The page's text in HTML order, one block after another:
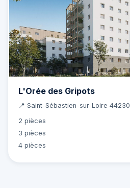
L'Orée des Gripots
📍 Saint-Sébastien-sur-Loire 44230
2 pièces
3 pièces
4 pièces